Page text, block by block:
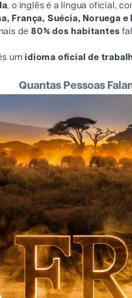
, o inglês é a língua oficial,
França, Suécia, Noruega e
de80% dos habitantes
umidioma oficial de
Quantas Pessoas